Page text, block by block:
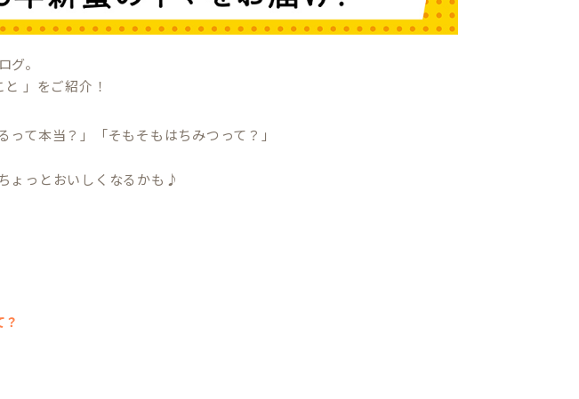
グ。
」をご紹介！
って本当？」「そもそもはちみつって？」
ょっとおいしくなるかも♪